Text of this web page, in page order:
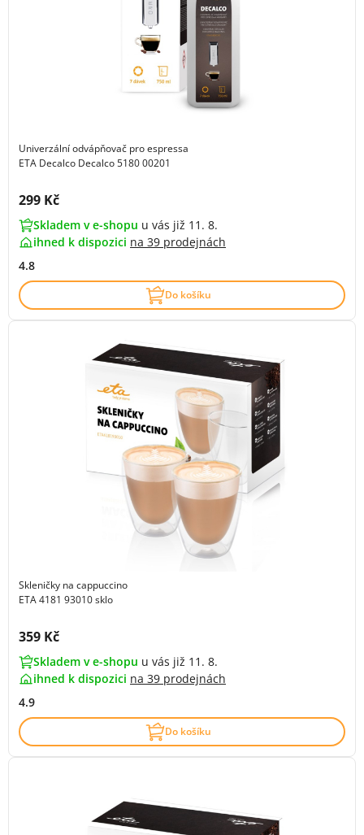
Univerzální odvápňovač pro espressa
ETA Decalco Decalco 5180 00201
Cena s DPH:
299 Kč
Skladem v e-shopu u vás již 11. 8.
ihned k dispozici na 39 prodejnách
4.8
Do košíku
Skleničky na cappuccino
ETA 4181 93010 sklo
Cena s DPH:
359 Kč
Skladem v e-shopu u vás již 11. 8.
ihned k dispozici na 39 prodejnách
4.9
Do košíku